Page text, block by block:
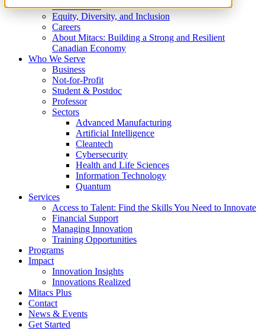
What We Do
Equity, Diversity, and Inclusion
Careers
About Mitacs: Building a Strong and Resilient
Canadian Economy
Who We Serve
Business
Not-for-Profit
Student & Postdoc
Professor
Sectors
Advanced Manufacturing
Artificial Intelligence
Cleantech
Cybersecurity
Health and Life Sciences
Information Technology
Quantum
Services
Access to Talent: Find the Skills You Need to Innovate
Financial Support
Managing Innovation
Training Opportunities
Programs
Impact
Innovation Insights
Innovations Realized
Mitacs Plus
Contact
News & Events
Get Started